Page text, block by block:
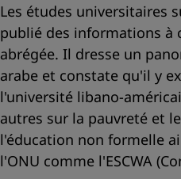
Les études universitaires
publié des informations à
abrégée. Il dresse un
arabe et constate qu'il y
l'université libano-
autres sur la pauvreté et
l'éducation non formelle
l'ONU comme l'ESCWA